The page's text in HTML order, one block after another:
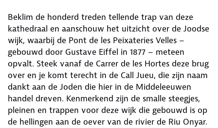
Beklim de honderd treden tellende trap van deze
kathedraal en aanschouw het uitzicht over de Joodse
wijk, waarbij de Pont de les Peixateries Velles –
gebouwd door Gustave Eiffel in 1877 – meteen
opvalt. Steek vanaf de Carrer de les Hortes deze brug
over en je komt terecht in de Call Jueu, die zijn naam
dankt aan de Joden die hier in de Middeleeuwen
handel dreven. Kenmerkend zijn de smalle steegjes,
pleinen en trappen voor deze wijk die gebouwd is op
de hellingen aan de oever van de rivier de Riu Onyar.